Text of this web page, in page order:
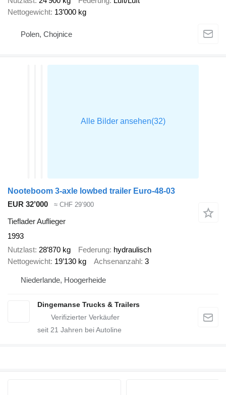
Nettogewicht 13’000 kg
Polen, Chojnice
Nooteboom 3-axle lowbed trailer Euro-48-03
EUR 32’000
≈ CHF 29’900
Tieflader Auflieger
1993
Nutzlast 28’870 kg Federung hydraulisch
Nettogewicht 19’130 kg Achsenanzahl 3
Niederlande, Hoogerheide
Dingemanse Trucks & Trailers
seit 21 Jahren bei Autoline